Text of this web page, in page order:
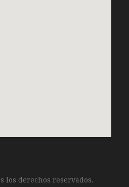
los derechos reservados.